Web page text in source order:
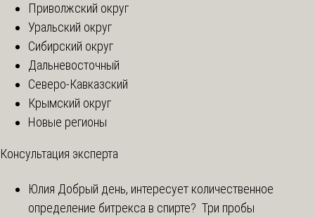
Приволжский округ
Уральский округ
Сибирский округ
Дальневосточный
Северо-Кавказский
Крымский округ
Новые регионы
Консультация эксперта
Юлия Добрый день, интересует количественное
определение битрекса в спирте? Три пробы